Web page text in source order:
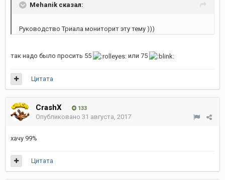
Mehanik сказал:
Руководство Триала мониторит эту тему )))
так надо было просить 55 или 75
Цитата
CrashX 133
Опубликовано 31 августа, 2017
хачу 99%
Цитата